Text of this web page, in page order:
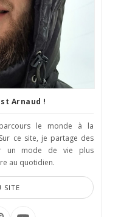
Arnaud !
le monde à la
ce site, je partage des
un mode de vie plus
au quotidien.
SITE